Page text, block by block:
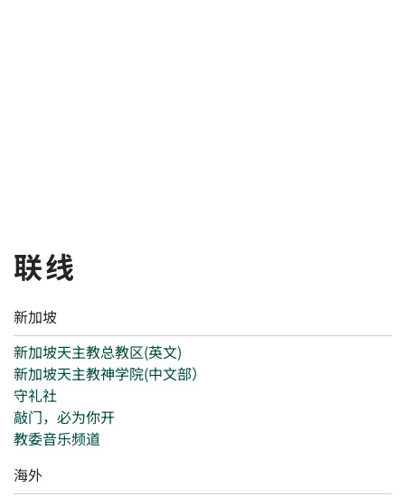
联线
新加坡
新加坡天主教总教区(英文)
新加坡天主教神学院(中文部）
守礼社
敲门，必为你开
教委音乐频道
海外